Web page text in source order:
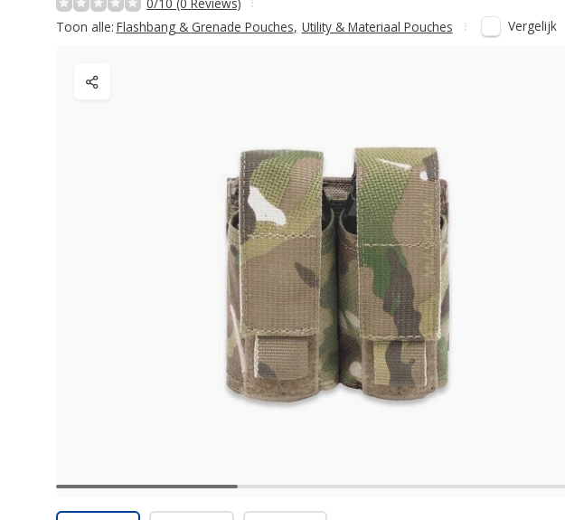
Toon alle: Flashbang & Grenade Pouches, Utility & Materiaal Pouches Vergelijk